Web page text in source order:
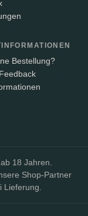
Bestellung?
18 Jahren.
Shop-Partner
Lieferung.